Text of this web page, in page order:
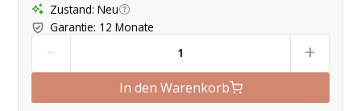
Zustand: Neu
Garantie: 12 Monate
- +
In den Warenkorb